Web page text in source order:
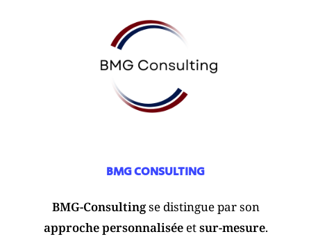
BMG CONSULTING
BMG-Consultingse distingue par son
approche personnaliséeetsur-mesure.